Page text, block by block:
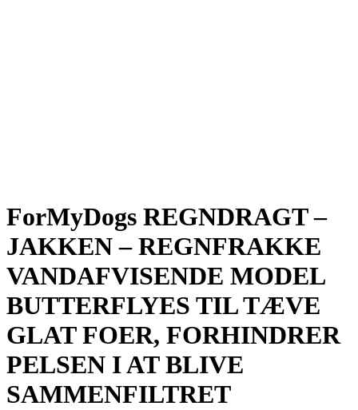
ForMyDogs REGNDRAGT –
JAKKEN – REGNFRAKKE
VANDAFVISENDE MODEL
BUTTERFLYES TIL TÆVE
GLAT FOER, FORHINDRER
PELSEN I AT BLIVE
SAMMENFILTRET